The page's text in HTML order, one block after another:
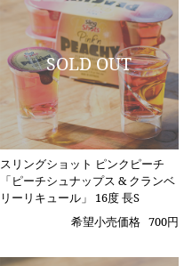
スリングショット ピンクピーチ
「ピーチシュナップス & クランベ
リーリキュール」 16度 長S
希望小売価格 700円